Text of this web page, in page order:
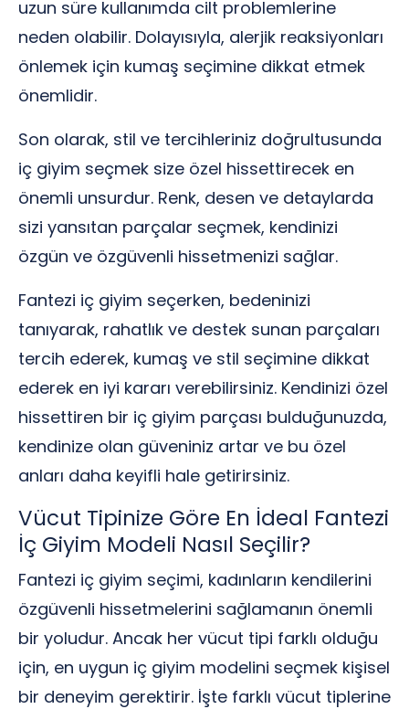
uzun süre kullanımda cilt problemlerine
neden olabilir. Dolayısıyla, alerjik reaksiyonları
önlemek için kumaş seçimine dikkat etmek
önemlidir.
Son olarak, stil ve tercihleriniz doğrultusunda
iç giyim seçmek size özel hissettirecek en
önemli unsurdur. Renk, desen ve detaylarda
sizi yansıtan parçalar seçmek, kendinizi
özgün ve özgüvenli hissetmenizi sağlar.
Fantezi iç giyim seçerken, bedeninizi
tanıyarak, rahatlık ve destek sunan parçaları
tercih ederek, kumaş ve stil seçimine dikkat
ederek en iyi kararı verebilirsiniz. Kendinizi özel
hissettiren bir iç giyim parçası bulduğunuzda,
kendinize olan güveniniz artar ve bu özel
anları daha keyifli hale getirirsiniz.
Vücut Tipinize Göre En İdeal Fantezi
İç Giyim Modeli Nasıl Seçilir?
Fantezi iç giyim seçimi, kadınların kendilerini
özgüvenli hissetmelerini sağlamanın önemli
bir yoludur. Ancak her vücut tipi farklı olduğu
için, en uygun iç giyim modelini seçmek kişisel
bir deneyim gerektirir. İşte farklı vücut tiplerine